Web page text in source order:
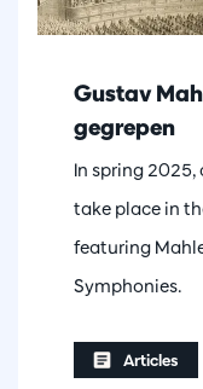
Gustav
gegrepen
In spring 2025,
take place in
featuring
Symphonies.
Articles